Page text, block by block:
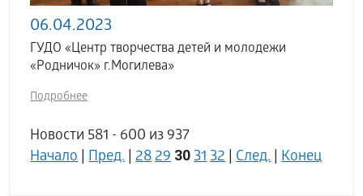
06.04.2023
ГУДО «Центр творчества детей и молодежи
«Родничок» г.Могилева»
Подробнее
Новости 581 - 600 из 937
Начало|Пред.|2829 30 3132|След.|Конец